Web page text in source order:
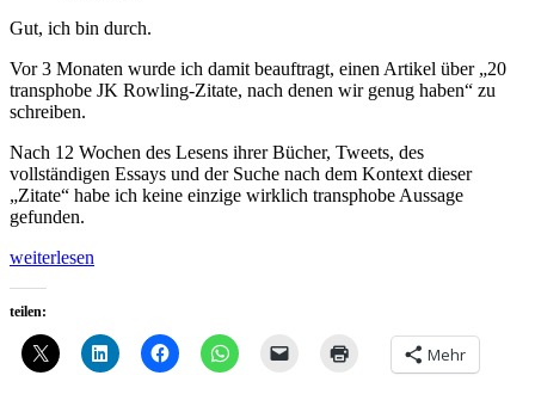
Gut, ich bin durch.
Vor 3 Monaten wurde ich damit beauftragt, einen Artikel über „20
transphobe JK Rowling-Zitate, nach denen wir genug haben“ zu
schreiben.
Nach 12 Wochen des Lesens ihrer Bücher, Tweets, des
vollständigen Essays und der Suche nach dem Kontext dieser
„Zitate“ habe ich keine einzige wirklich transphobe Aussage
gefunden.
„Dokumentiert:
die
falsche
Hexe
weiterlesen
teilen:
Mehr